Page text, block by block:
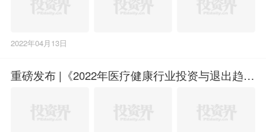
2022年04月13日
重磅发布 |《2022年医疗健康行业投资与退出趋